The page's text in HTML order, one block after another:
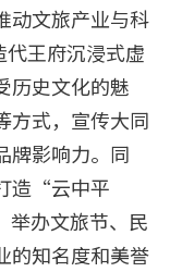
动文旅产业与科
代王府沉浸式虚
历史文化的魅
方式，宣传大同
影响力。同
造“云中平
办文旅节、民
的知名度和美誉